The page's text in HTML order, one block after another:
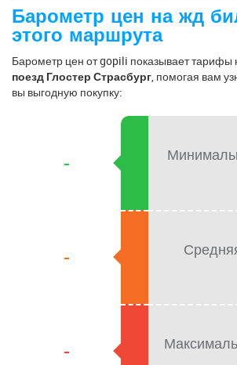
Барометр цен на жд
этого маршрута
Барометр цен от gopili показывает тарифы
поезд Глостер Страсбург , помогая вам
вы выгодную покупку:
-
-
-